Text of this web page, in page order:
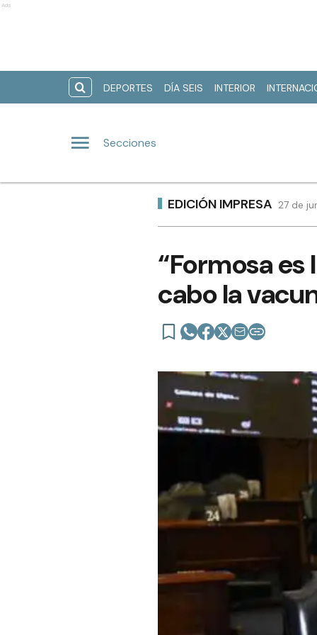
Ads
DEPORTES DÍA SEIS INTERIOR
Secciones
EDICIÓN IMPRESA 27 de
“Formosa
cabo la